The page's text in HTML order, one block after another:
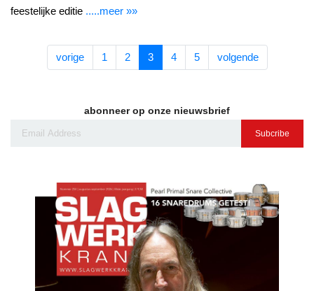
feestelijke editie .....meer »»
vorige 1 2 3 4 5 volgende
abonneer op onze nieuwsbrief
Subcribe